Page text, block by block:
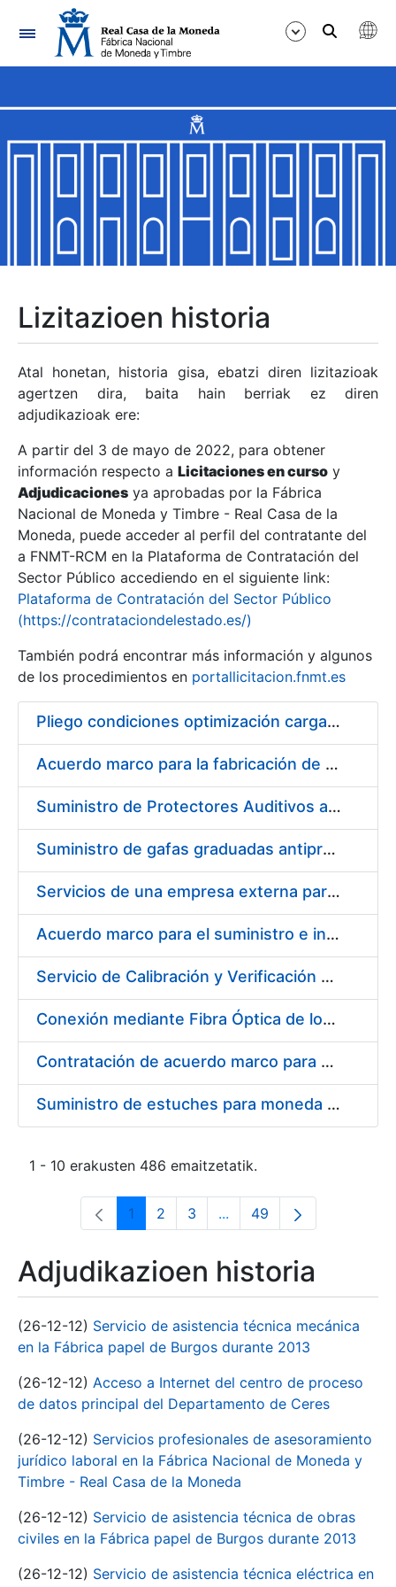
Nabigazioa
Erakutsi/Ezkutatu
Erakutsi/Ezkutatu
Erakutsi/Ezkutatu
Erakutsi/Ezkutatu
Erakutsi/Ezkutatu
Erakutsi/Ezkutatu
Erakutsi/Ezkutatu
Erakutsi/Ezkutatu
Lizitazioen historia
Atal honetan, historia gisa, ebatzi diren lizitazioak
agertzen dira, baita hain berriak ez diren
adjudikazioak ere:
A partir del 3 de mayo de 2022, para obtener
información respecto a Licitaciones en curso y
Adjudicaciones ya aprobadas por la Fábrica
Nacional de Moneda y Timbre - Real Casa de la
Moneda, puede acceder al perfil del contratante del
a FNMT-RCM en la Plataforma de Contratación del
Sector Público accediendo en el siguiente link:
Plataforma de Contratación del Sector Público
(https://contrataciondelestado.es/)
También podrá encontrar más información y algunos
de los procedimientos en portallicitacion.fnmt.es
Pliego condiciones optimización cargas compras firmado
Acuerdo marco para la fabricación de piezas
Suministro de Protectores Auditivos a medida para las personas trabajadoras de los Centros de Trabajo de Madrid y Burgos
Suministro de gafas graduadas antiproyecciones para los trabajadores de la FNMT-RCM en los centros de trabajo de Madrid y Burgos
Servicios de una empresa externa para el asesoramiento y resolución de los recursos de alzada que se presentan relacionados con procesos de selección para la FNMT-RCM
Acuerdo marco para el suministro e instalación de persianas, estores y otros complementos
Servicio de Calibración y Verificación Externa de los Equipos de Medición del Servicio de Prevención de la FNMT-RCM
Conexión mediante Fibra Óptica de los Centros de Proceso de Datos (CPDs) de las sedes de la FNMT-RCM de Burgos y Madrid
Contratación de acuerdo marco para el Suministro de Material de Electricidad para la Fábrica Nacional de Moneda y Timbre-Real Casa de la Moneda en su centro de trabajo de Burgos
Suministro de estuches para moneda de 30 €
1 - 10 erakusten 486 emaitzetatik.
Orrialdea
1 Orrialdea
2 Orrialdea
3 ...Intermediate Pages Use
Orrialdea
49
Adjudikazioen historia
(26-12-12) Servicio de asistencia técnica mecánica
en la Fábrica papel de Burgos durante 2013
(26-12-12) Acceso a Internet del centro de proceso
de datos principal del Departamento de Ceres
(26-12-12) Servicios profesionales de asesoramiento
jurídico laboral en la Fábrica Nacional de Moneda y
Timbre - Real Casa de la Moneda
(26-12-12) Servicio de asistencia técnica de obras
civiles en la Fábrica papel de Burgos durante 2013
(26-12-12) Servicio de asistencia técnica eléctrica en